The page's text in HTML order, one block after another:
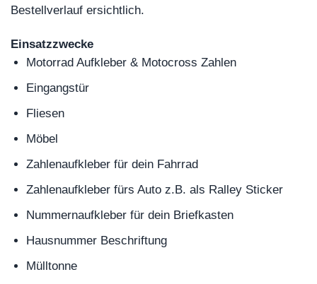
Bestellverlauf ersichtlich.
Einsatzzwecke
Motorrad Aufkleber & Motocross Zahlen
Eingangstür
Fliesen
Möbel
Zahlenaufkleber für dein Fahrrad
Zahlenaufkleber fürs Auto z.B. als Ralley Sticker
Nummernaufkleber für dein Briefkasten
Hausnummer Beschriftung
Mülltonne